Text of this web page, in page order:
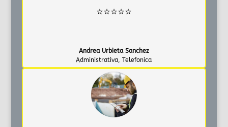
⭐⭐⭐⭐⭐
Andrea Urbieta Sanchez
Administrativa
Telefonica